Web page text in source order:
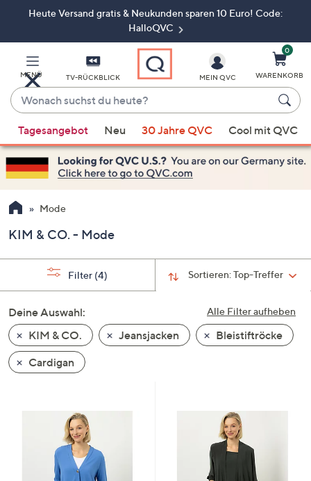
ZumHeute Versand gratis & Neukunden sparen 10 Euro! Code:
HalloQVC
MENÜ TV-RÜCKBLICK
Wonach
suchst
du
heute?
Vorschläge
verfügbar
sind,
verwenden
Sie
Pfeiltasten
nach
und
nach
unten
oder
wischen
Sie
MEIN QVC
0
WARENKORB
Tagesangebot Neu 30 Jahre QVC Cool mit QVC
Mode
KIM & CO. - Mode
Sortieren:Top-Treffer
Filter (4)
Alle Filter aufheben
Deine Auswahl:
KIM & CO.
Jeansjacken
Bleistiftröcke
Cardigan